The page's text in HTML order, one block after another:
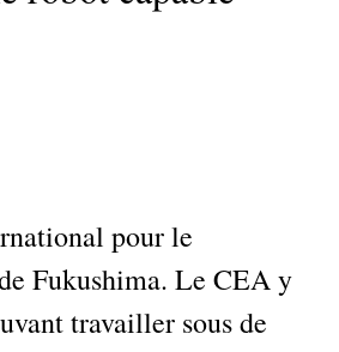
pour le
Fukushima. Le CEA y
travailler sous de